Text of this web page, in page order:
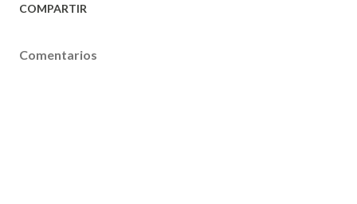
COMPARTIR
Comentarios